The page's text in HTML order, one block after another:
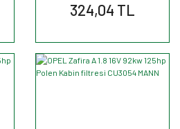
324,04 TL